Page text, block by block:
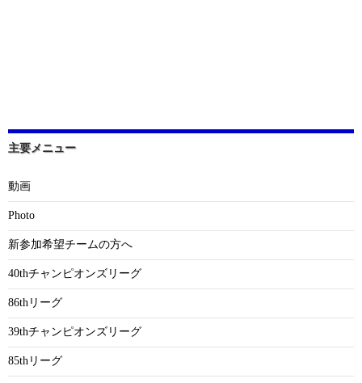
主要メニュー
動画
Photo
新参加希望チームの方へ
40thチャンピオンズリーグ
86thリーグ
39thチャンピオンズリーグ
85thリーグ